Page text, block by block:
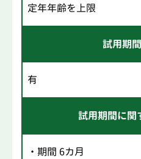
定年年齢を上限
試用期
有
試用期間に関
・期間 6カ月